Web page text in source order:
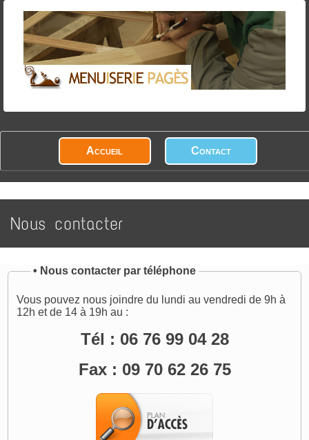
Accueil Contact
Nous contacter
• Nous contacter par téléphone
Vous pouvez nous joindre du lundi au vendredi de 9h à
12h et de 14 à 19h au :
Tél : 06 76 99 04 28
Fax : 09 70 62 26 75